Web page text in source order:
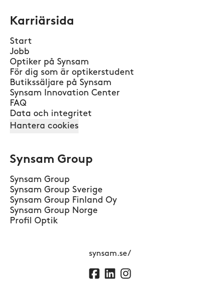
Karriärsida
Start
Jobb
Optiker på Synsam
För dig som är optikerstudent
Butikssäljare på Synsam
Synsam Innovation Center
FAQ
Data och integritet
Hantera cookies
Synsam Group
Synsam Group
Synsam Group Sverige
Synsam Group Finland Oy
Synsam Group Norge
Profil Optik
synsam.se/